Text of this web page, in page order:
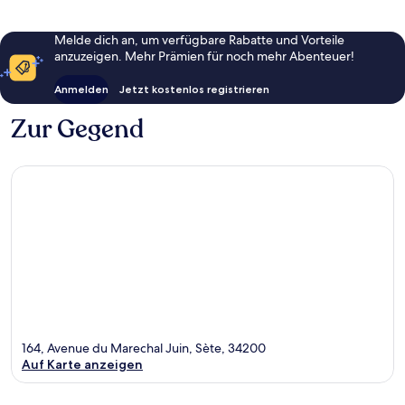
Melde dich an, um verfügbare Rabatte und Vorteile
anzuzeigen. Mehr Prämien für noch mehr Abenteuer!
Anmelden Jetzt kostenlos registrieren
Zur Gegend
164, Avenue du Marechal Juin, Sète, 34200
Auf Karte anzeigen